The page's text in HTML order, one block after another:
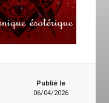
Publié le
06/04/2026